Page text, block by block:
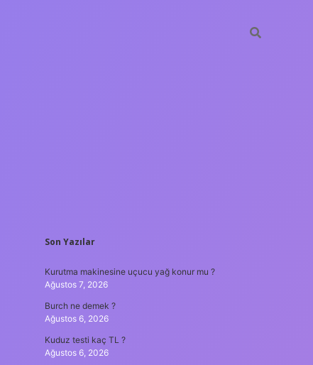
SIDEBAR
Son Yazılar
Kurutma makinesine uçucu yağ konur mu ?
Ağustos 7, 2026
Burch ne demek ?
Ağustos 6, 2026
Kuduz testi kaç TL ?
Ağustos 6, 2026